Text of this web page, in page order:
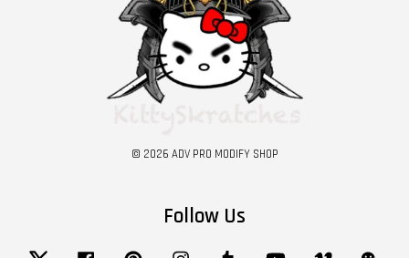
© 2026 ADV PRO MODIFY SHOP
Follow Us